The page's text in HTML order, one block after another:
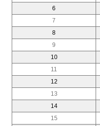
6
7
8
9
10
11
12
13
14
15